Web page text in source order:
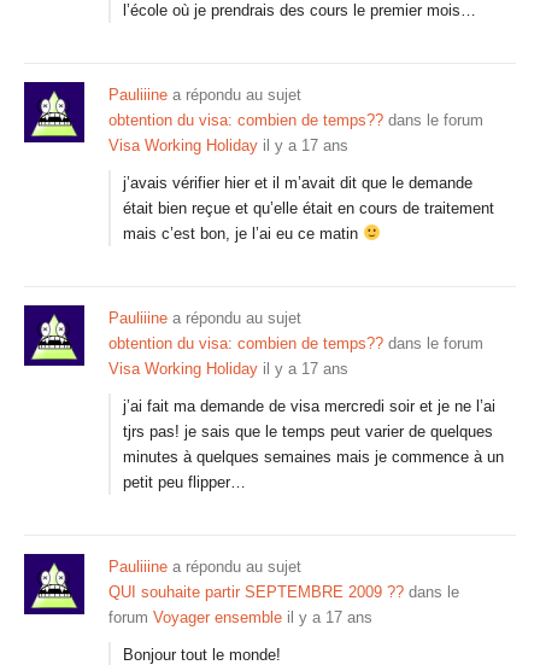
l’école où je prendrais des cours le premier mois…
Pauliiine a répondu au sujet
obtention du visa: combien de temps?? dans le forum
Visa Working Holiday il y a 17 ans
j’avais vérifier hier et il m’avait dit que le demande
était bien reçue et qu’elle était en cours de traitement
mais c’est bon, je l’ai eu ce matin
Pauliiine a répondu au sujet
obtention du visa: combien de temps?? dans le forum
Visa Working Holiday il y a 17 ans
j’ai fait ma demande de visa mercredi soir et je ne l’ai
tjrs pas! je sais que le temps peut varier de quelques
minutes à quelques semaines mais je commence à un
petit peu flipper…
Pauliiine a répondu au sujet
QUI souhaite partir SEPTEMBRE 2009 ?? dans le
forum Voyager ensemble il y a 17 ans
Bonjour tout le monde!